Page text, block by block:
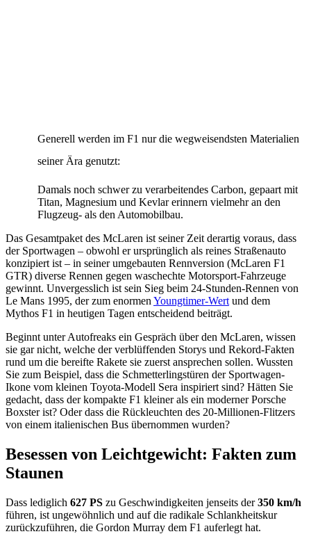
Generell werden im F1 nur die wegweisendsten Materialien
seiner Ära genutzt:
Damals noch schwer zu verarbeitendes Carbon, gepaart mit
Titan, Magnesium und Kevlar erinnern vielmehr an den
Flugzeug- als den Automobilbau.
Das Gesamtpaket des McLaren ist seiner Zeit derartig voraus, dass
der Sportwagen – obwohl er ursprünglich als reines Straßenauto
konzipiert ist – in seiner umgebauten Rennversion (McLaren F1
GTR) diverse Rennen gegen waschechte Motorsport-Fahrzeuge
gewinnt. Unvergesslich ist sein Sieg beim 24-Stunden-Rennen von
Le Mans 1995, der zum enormen Youngtimer-Wert und dem
Mythos F1 in heutigen Tagen entscheidend beiträgt.
Beginnt unter Autofreaks ein Gespräch über den McLaren, wissen
sie gar nicht, welche der verblüffenden Storys und Rekord-Fakten
rund um die bereifte Rakete sie zuerst ansprechen sollen. Wussten
Sie zum Beispiel, dass die Schmetterlingstüren der Sportwagen-
Ikone vom kleinen Toyota-Modell Sera inspiriert sind? Hätten Sie
gedacht, dass der kompakte F1 kleiner als ein moderner Porsche
Boxster ist? Oder dass die Rückleuchten des 20-Millionen-Flitzers
von einem italienischen Bus übernommen wurden?
Besessen von Leichtgewicht: Fakten zum
Staunen
Dass lediglich 627 PS zu Geschwindigkeiten jenseits der350 km/h
führen, ist ungewöhnlich und auf die radikale Schlankheitskur
zurückzuführen, die Gordon Murray dem F1 auferlegt hat.